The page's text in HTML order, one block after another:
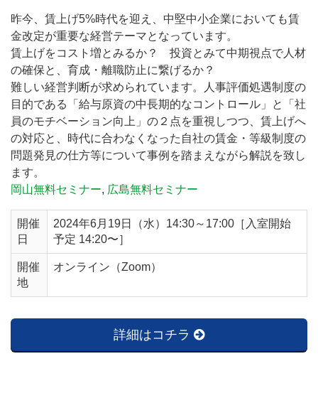
昨今、賃上げ5%時代を迎え、中堅中小企業においても賃
金改定が重要な経営テーマとなっています。
賃上げをコスト増とみるか？ 投資とみて中期視点で人材
の確保と、育成・離職防止に繋げるか？
難しい経営判断が求められています。人事評価処遇制度の
目的である「給与原資の中長期的なコントロール」と「社
員のモチベーション向上」の２点を重視しつつ、賃上げへ
の対応と、時代に合わなくなった自社の賃金・等級制度の
問題発見の仕方等について事例を踏まえながら解説を致し
ます。
岡山無料セミナー, 広島無料セミナー
開催
日
2024年6月19日（水）14:30～17:00［入室開始
予定 14:20〜］
開催
地
オンライン（Zoom）
詳細はコチラ